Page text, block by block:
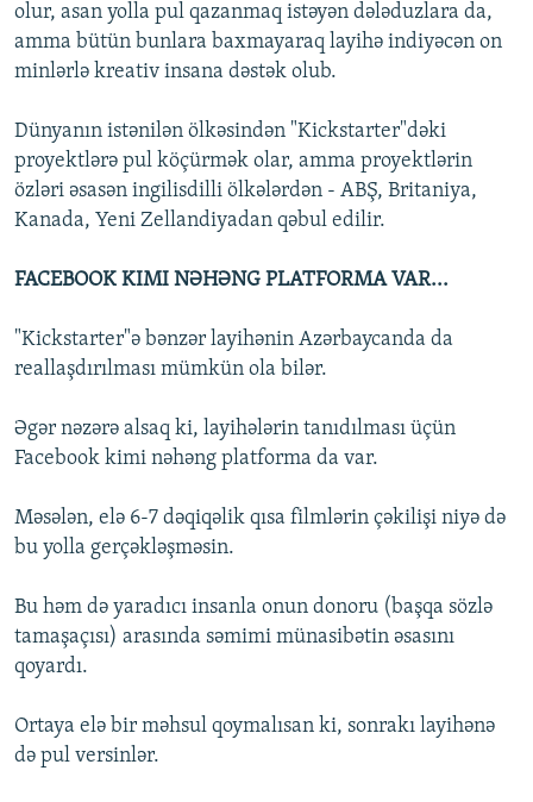
olur, asan yolla pul qazanmaq istəyən dələduzlara da,
amma bütün bunlara baxmayaraq layihə indiyəcən on
minlərlə kreativ insana dəstək olub.
Dünyanın istənilən ölkəsindən "Kickstarter"dəki
proyektlərə pul köçürmək olar, amma proyektlərin
özləri əsasən ingilisdilli ölkələrdən - ABŞ, Britaniya,
Kanada, Yeni Zellandiyadan qəbul edilir.
FACEBOOK KIMI NƏHƏNG PLATFORMA VAR...
"Kickstarter"ə bənzər layihənin Azərbaycanda da
reallaşdırılması mümkün ola bilər.
Əgər nəzərə alsaq ki, layihələrin tanıdılması üçün
Facebook kimi nəhəng platforma da var.
Məsələn, elə 6-7 dəqiqəlik qısa filmlərin çəkilişi niyə də
bu yolla gerçəkləşməsin.
Bu həm də yaradıcı insanla onun donoru (başqa sözlə
tamaşaçısı) arasında səmimi münasibətin əsasını
qoyardı.
Ortaya elə bir məhsul qoymalısan ki, sonrakı layihənə
də pul versinlər.